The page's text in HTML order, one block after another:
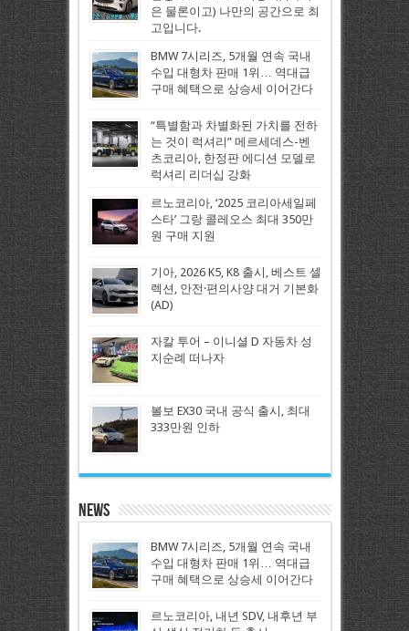
은 물론이고) 나만의 공간으로 최
고입니다.
BMW 7시리즈, 5개월 연속 국내
수입 대형차 판매 1위… 역대급
구매 혜택으로 상승세 이어간다
“특별함과 차별화된 가치를 전하
는 것이 럭셔리” 메르세데스-벤
츠코리아, 한정판 에디션 모델로
럭셔리 리더십 강화
르노코리아, ‘2025 코리아세일페
스타’ 그랑 콜레오스 최대 350만
원 구매 지원
기아, 2026 K5, K8 출시, 베스트 셀
렉션, 안전·편의사양 대거 기본화
(AD)
자칼 투어 – 이니셜 D 자동차 성
지순례 떠나자
볼보 EX30 국내 공식 출시, 최대
333만원 인하
News
BMW 7시리즈, 5개월 연속 국내
수입 대형차 판매 1위… 역대급
구매 혜택으로 상승세 이어간다
르노코리아, 내년 SDV, 내후년 부